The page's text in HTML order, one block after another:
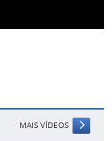
MAIS VÍDEOS